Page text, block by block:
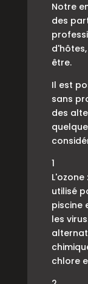
Notre
des
être.
Il est
sans
des
1
L'ozone
utilisé
piscine
les
chlore